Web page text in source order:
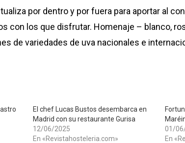
por dentro y por fuera para aportar al
con los que disfrutar. Homenaje – blanco,
de variedades de uva nacionales e
El chef Lucas Bustos desembarca en
Madrid con su restaurante Gurisa
12/06/2025
En «Revistahosteleria.com»
01/
En